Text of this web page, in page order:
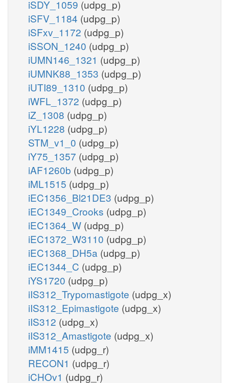
iSDY_1059 (udpg_p)
iSFV_1184 (udpg_p)
iSFxv_1172 (udpg_p)
iSSON_1240 (udpg_p)
iUMN146_1321 (udpg_p)
iUMNK88_1353 (udpg_p)
iUTI89_1310 (udpg_p)
iWFL_1372 (udpg_p)
iZ_1308 (udpg_p)
iYL1228 (udpg_p)
STM_v1_0 (udpg_p)
iY75_1357 (udpg_p)
iAF1260b (udpg_p)
iML1515 (udpg_p)
iEC1356_Bl21DE3 (udpg_p)
iEC1349_Crooks (udpg_p)
iEC1364_W (udpg_p)
iEC1372_W3110 (udpg_p)
iEC1368_DH5a (udpg_p)
iEC1344_C (udpg_p)
iYS1720 (udpg_p)
iIS312_Trypomastigote (udpg_x)
iIS312_Epimastigote (udpg_x)
iIS312 (udpg_x)
iIS312_Amastigote (udpg_x)
iMM1415 (udpg_r)
RECON1 (udpg_r)
iCHOv1 (udpg_r)